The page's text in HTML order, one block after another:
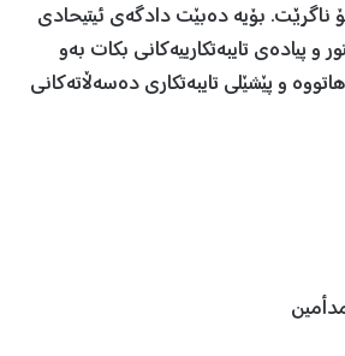
ناگرێت. بۆیە دەبێت دادگەی ئیتیحادی
و پیادەی تایبەتكارییەكانی بكات بەو
و پێشێلی تایبەتكاری دەسەڵاتەكانی